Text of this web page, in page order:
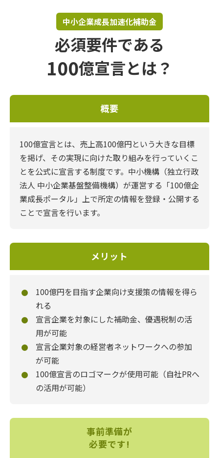
中小企業成長加速化補助金
必須要件である
100億宣言とは？
概要
100億宣言とは、売上高100億円という大きな目標
を掲げ、その実現に向けた取り組みを行っていくこ
とを公式に宣言する制度です。中小機構（独立行政
法人 中小企業基盤整備機構）が運営する「100億企
業成長ポータル」上で所定の情報を登録・公開する
ことで宣言を行います。
メリット
100億円を目指す企業向け支援策の情報を得ら
れる
宣言企業を対象にした補助金、優遇税制の活
用が可能
宣言企業対象の経営者ネットワークへの参加
が可能
100億宣言のロゴマークが使用可能（自社PRへ
の活用が可能）
事前準備が
必要です!